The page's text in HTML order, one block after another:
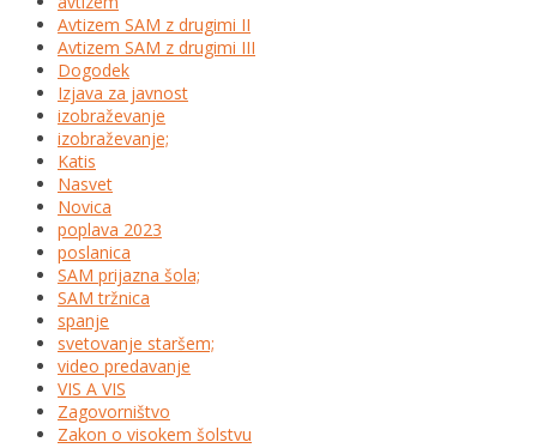
Avtizem SAM z drugimi II
Avtizem SAM z drugimi III
Dogodek
Izjava za javnost
izobraževanje
izobraževanje;
Katis
Nasvet
Novica
poplava 2023
poslanica
SAM prijazna šola;
SAM tržnica
spanje
svetovanje staršem;
video predavanje
VIS A VIS
Zagovorništvo
Zakon o visokem šolstvu